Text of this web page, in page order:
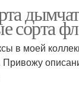
сорта
в моей
Привожу